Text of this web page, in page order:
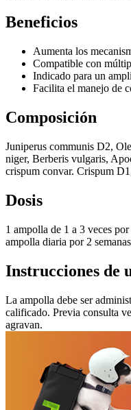
Beneficios
Aumenta los
Compatible con
Indicado para un
Facilita el manejo de
Composición
Juniperus communis D2,
niger, Berberis vulgaris,
crispum convar. Crispum
Dosis
1 ampolla de 1 a 3 veces por
ampolla diaria por 2 semanas
Instrucciones de
La ampolla debe ser
calificado. Previa consulta
agravan.